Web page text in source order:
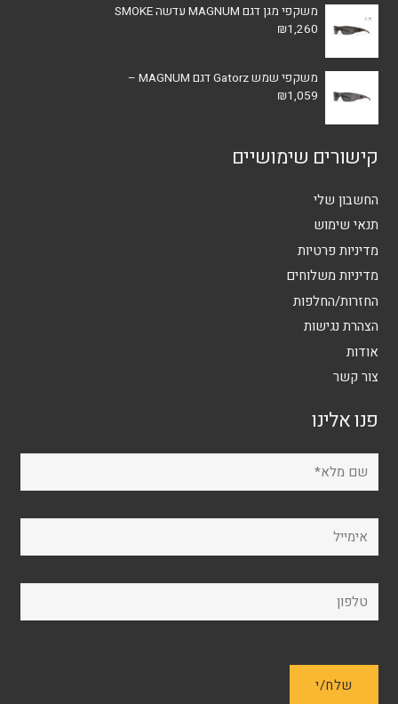
משקפי מגן דגם MAGNUM עדשה SMOKE
₪1,260
משקפי שמש Gatorz דגם MAGNUM –
₪1,059
קישורים שימושיים
החשבון שלי
תנאי שימוש
מדיניות פרטיות
מדיניות משלוחים
החזרות/החלפות
הצהרת נגישות
אודות
צור קשר
פנו אלינו